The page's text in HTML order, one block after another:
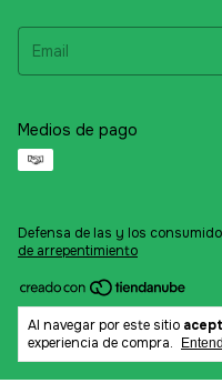
Al navegar por este sitio
experiencia de compra.
Medios de pago
Defensa de las y los
de arrepentimiento
Copyright Frog Mayorista
reservados.